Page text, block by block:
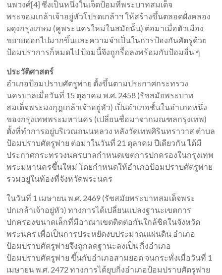
นพวงศ์[4] ซึ่งเป็นหนึ่งในเจ็ดป้อมที่พระบาทสมเด็จ
พระจอมเกล้าเจ้าอยู่หัวโปรดเกล้าฯ ให้สร้างขึ้นตลอดฝั่งคลอง
ผดุงกรุงเกษม (คูพระนครใหม่ในสมัยนั้น) ต่อมาเมื่อตัวเมือง
ขยายออกไปมากขึ้นและความจำเป็นในการป้องกันศัตรูด้วย
ป้อมปราการก็หมดไป ป้อมนี้จึงถูกรื้อลงพร้อมกับป้อมอื่น ๆ
ประวัติศาสตร์
อำเภอป้อมปราบศัตรูพ่าย ตั้งขึ้นตามประกาศกระทรวง
นครบาลเมื่อวันที่ 15 ตุลาคม พ.ศ. 2458 (รัชสมัยพระบาท
สมเด็จพระมงกุฎเกล้าเจ้าอยู่หัว) เป็นอำเภอชั้นในอำเภอหนึ่ง
ของกรุงเทพพระมหานคร (เปลี่ยนชื่อมาจากมณฑลกรุงเทพ)
ตั้งที่ทำการอยู่บริเวณถนนหลวง หลังวัดเทพศิรินทราวาส ตำบล
ป้อมปราบศัตรูพ่าย ต่อมาในวันที่ 21 ตุลาคม ปีเดียวกัน ได้มี
ประกาศกระทรวงนครบาลกำหนดเขตการปกครองในกรุงเทพ
พระมหานครขึ้นใหม่ โดยกำหนดให้อำเภอป้อมปราบศัตรูพ่าย
รวมอยู่ในท้องที่จังหวัดพระนคร
ในวันที่ 1 เมษายน พ.ศ. 2469 (รัชสมัยพระบาทสมเด็จพระ
ปกเกล้าเจ้าอยู่หัว) ทางการได้เปลี่ยนแปลงฐานะเขตการ
ปกครองขนาดเล็กที่มีอาณาเขตติดต่อกันใกล้ชิดในจังหวัด
พระนคร เพื่อเป็นการประหยัดงบประมาณแผ่นดิน อำเภอ
ป้อมปราบศัตรูพ่ายจึงถูกลดฐานะลงเป็น กิ่งอำเภอ
ป้อมปราบศัตรูพ่าย ขึ้นกับอำเภอสามยอด จนกระทั่งเมื่อวันที่ 1
เมษายน พ.ศ. 2472 ทางการได้ยุบกิ่งอำเภอป้อมปราบศัตรูพ่าย